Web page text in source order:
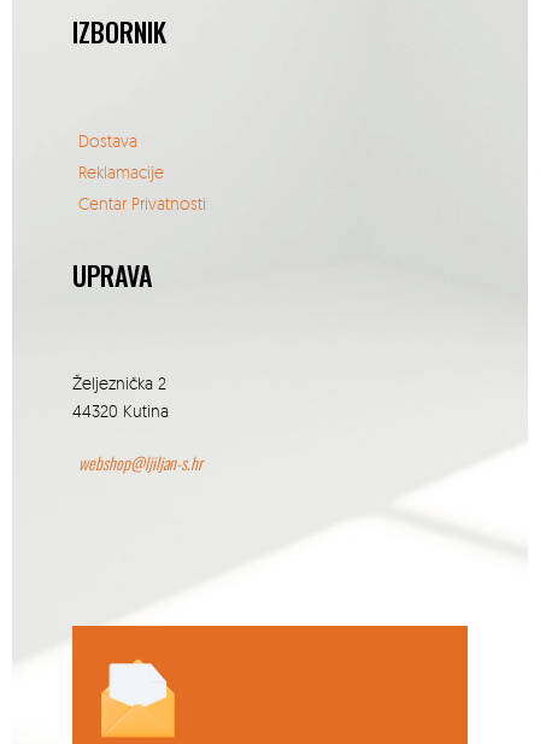
IZBORNIK
Dostava
Reklamacije
Centar Privatnosti
UPRAVA
Željeznička 2
44320 Kutina
webshop@ljiljan-s.hr